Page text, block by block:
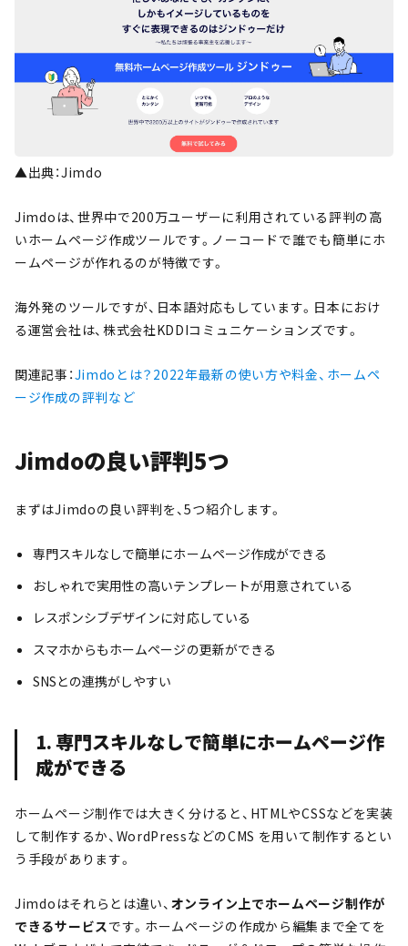
▲出典：Jimdo
Jimdoは、世界中で200万ユーザーに利用されている評判の高
いホームページ作成ツールです。ノーコードで誰でも簡単にホ
ームページが作れるのが特徴です。
海外発のツールですが、日本語対応もしています。日本におけ
る運営会社は、株式会社KDDIコミュニケーションズです。
関連記事：Jimdoとは？2022年最新の使い方や料金、ホームペ
ージ作成の評判など
Jimdoの良い評判5つ
まずはJimdoの良い評判を、5つ紹介します。
専門スキルなしで簡単にホームページ作成ができる
おしゃれで実用性の高いテンプレートが用意されている
レスポンシブデザインに対応している
スマホからもホームページの更新ができる
SNSとの連携がしやすい
1. 専門スキルなしで簡単にホームページ作
成ができる
ホームページ制作では大きく分けると、HTMLやCSSなどを実装
して制作するか、WordPressなどのCMS を用いて制作するとい
う手段があります。
Jimdoはそれらとは違い、 オンライン上でホームページ制作が
できるサービスです。ホームページの作成から編集まで全てを